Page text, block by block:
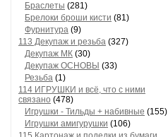
Браслеты (281)
Брелоки броши кисти (81)
Фурнитура (9)
113 Декупаж и резьба (327)
Декупаж МК (30)
Декупаж ОСНОВЫ (33)
Резьба (1)
114 ИГРУШКИ и всё, что с ними
связано (478)
Игрушки - Тильды + набивные (155)
Игрушки амигурушки (106)